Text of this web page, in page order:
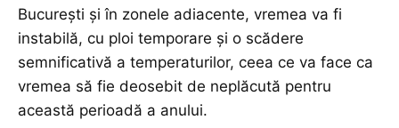
București și în zonele adiacente, vremea va fi
instabilă, cu ploi temporare și o scădere
semnificativă a temperaturilor, ceea ce va face ca
vremea să fie deosebit de neplăcută pentru
această perioadă a anului.